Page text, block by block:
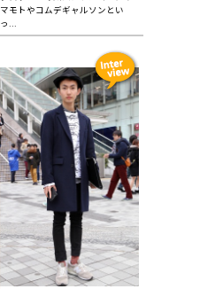
マモトやコムデギャルソンとい
っ...